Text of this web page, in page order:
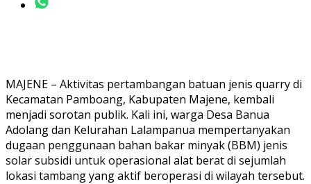
MAJENE – Aktivitas pertambangan batuan jenis quarry di
Kecamatan Pamboang, Kabupaten Majene, kembali
menjadi sorotan publik. Kali ini, warga Desa Banua
Adolang dan Kelurahan Lalampanua mempertanyakan
dugaan penggunaan bahan bakar minyak (BBM) jenis
solar subsidi untuk operasional alat berat di sejumlah
lokasi tambang yang aktif beroperasi di wilayah tersebut.